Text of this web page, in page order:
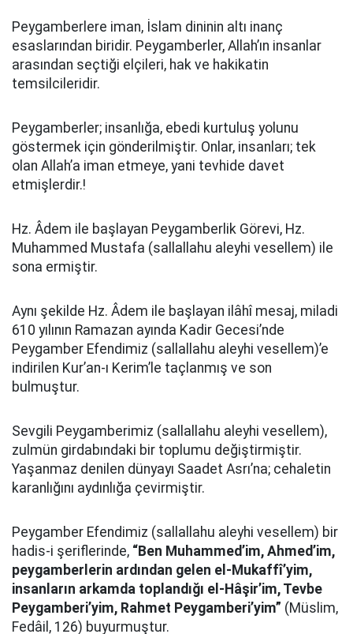
Peygamberlere iman, İslam dininin altı inanç
esaslarından biridir. Peygamberler, Allah’ın insanlar
arasından seçtiği elçileri, hak ve hakikatin
temsilcileridir.
Peygamberler; insanlığa, ebedi kurtuluş yolunu
göstermek için gönderilmiştir. Onlar, insanları; tek
olan Allah’a iman etmeye, yani tevhide davet
etmişlerdir.!
Hz. Âdem ile başlayan Peygamberlik Görevi, Hz.
Muhammed Mustafa (sallallahu aleyhi vesellem) ile
sona ermiştir.
Aynı şekilde Hz. Âdem ile başlayan ilâhî mesaj, miladi
610 yılının Ramazan ayında Kadir Gecesi’nde
Peygamber Efendimiz (sallallahu aleyhi vesellem)’e
indirilen Kur’an-ı Kerim’le taçlanmış ve son
bulmuştur.
Sevgili Peygamberimiz (sallallahu aleyhi vesellem),
zulmün girdabındaki bir toplumu değiştirmiştir.
Yaşanmaz denilen dünyayı Saadet Asrı’na; cehaletin
karanlığını aydınlığa çevirmiştir.
Peygamber Efendimiz (sallallahu aleyhi vesellem) bir
hadis-i şeriflerinde, “Ben Muhammed’im, Ahmed’im,
peygamberlerin ardından gelen el-Mukaffî’yim,
insanların arkamda toplandığı el-Hâşir’im, Tevbe
Peygamberi’yim, Rahmet Peygamberi’yim” (Müslim,
Fedâil, 126) buyurmuştur.